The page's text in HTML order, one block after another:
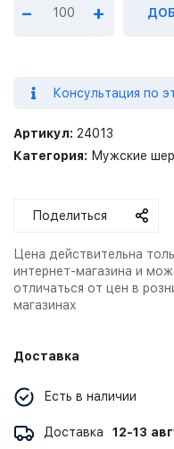
– +
Консультация по
Артикул: 24013
Категория: Мужские
Поделиться
Цена действительна
интернет-магазина и
отличаться от цен в
магазинах
Доставка
Есть в наличии
Доставка 12-13